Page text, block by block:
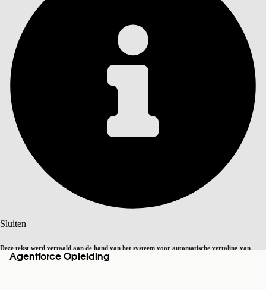
Sluiten
Deze tekst werd vertaald aan de hand van het systeem voor automatische vertaling van
Salesforce. U vindthiermeer details.
Agentforce Opleiding
INHOUDSOPGAVE
Zoeken